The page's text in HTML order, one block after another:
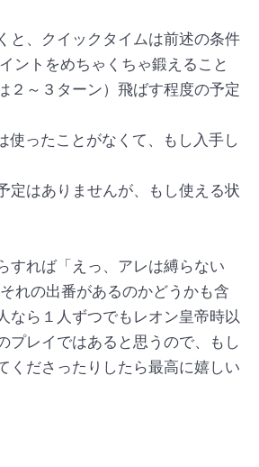
、クイックタイムは前述の条件
ントをめちゃくちゃ鍛えること
２～３ターン）飛ばす程度の予定
ったことがなくて、もし入手し
定はありませんが、もし使える状
れば「えっ、アレは縛らない
れの出番があるのかどうかも含
なら１人ずつでもレオン皇帝時以
プレイではあると思うので、もし
くださったりしたら最高に嬉しい